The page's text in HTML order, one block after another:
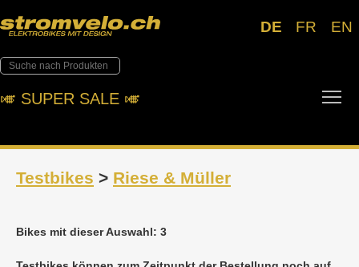
DE FR EN
🎺︎ SUPER SALE 🎺︎
Testbikes > Riese & Müller
Bikes mit dieser Auswahl: 3